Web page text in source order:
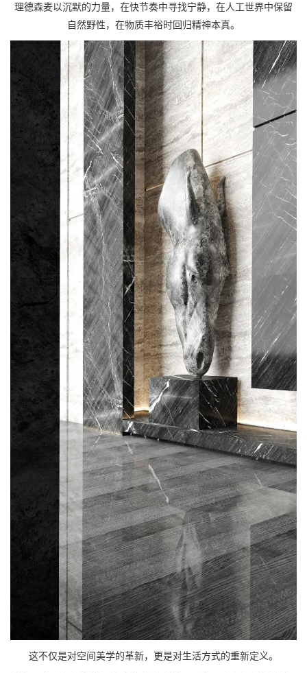
理德森麦以沉默的力量，在快节奏中寻找宁静，在人工世界中保留
自然野性，在物质丰裕时回归精神本真。
这不仅是对空间美学的革新，更是对生活方式的重新定义。